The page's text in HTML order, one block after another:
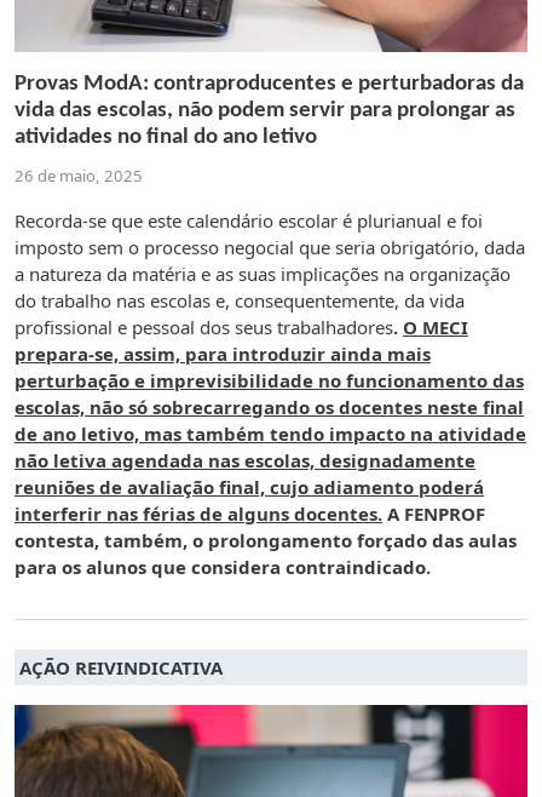
Provas ModA: contraproducentes e perturbadoras da
vida das escolas, não podem servir para prolongar as
atividades no final do ano letivo
26 de maio, 2025
Recorda-se que este calendário escolar é plurianual e foi
imposto sem o processo negocial que seria obrigatório, dada
a natureza da matéria e as suas implicações na organização
do trabalho nas escolas e, consequentemente, da vida
profissional e pessoal dos seus trabalhadores. O MECI
prepara-se, assim, para introduzir ainda mais
perturbação e imprevisibilidade no funcionamento das
escolas, não só sobrecarregando os docentes neste final
de ano letivo, mas também tendo impacto na atividade
não letiva agendada nas escolas, designadamente
reuniões de avaliação final, cujo adiamento poderá
interferir nas férias de alguns docentes. A FENPROF
contesta, também, o prolongamento forçado das aulas
para os alunos que considera contraindicado.
AÇÃO REIVINDICATIVA